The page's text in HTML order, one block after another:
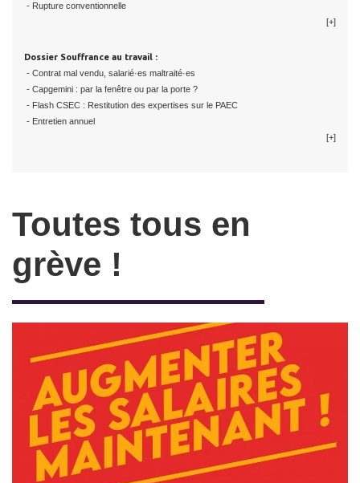
- Rupture conventionnelle
[+]
Dossier Souffrance au travail :
- Contrat mal vendu, salarié·es maltraité·es
- Capgemini : par la fenêtre ou par la porte ?
- Flash CSEC : Restitution des expertises sur le PAEC
- Entretien annuel
[+]
Toutes tous en
grève !